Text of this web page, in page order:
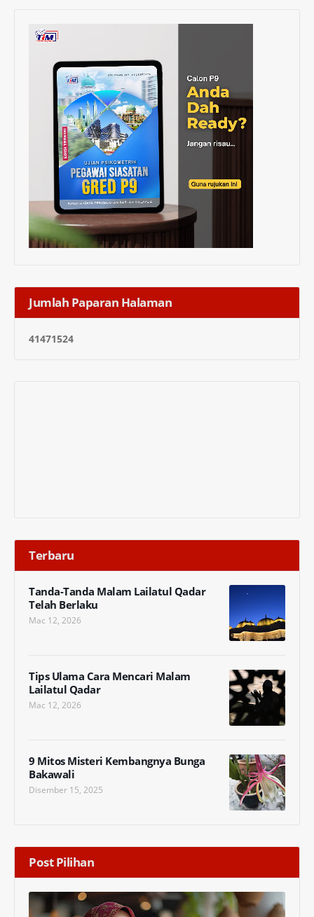
Jumlah Paparan Halaman
41471524
Terbaru
Tanda-Tanda Malam Lailatul Qadar
Telah Berlaku
Mac 12, 2026
Tips Ulama Cara Mencari Malam
Lailatul Qadar
Mac 12, 2026
9 Mitos Misteri Kembangnya Bunga
Bakawali
Disember 15, 2025
Post Pilihan